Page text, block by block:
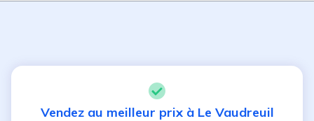
Vendez au meilleur prix à Le Vaudreuil